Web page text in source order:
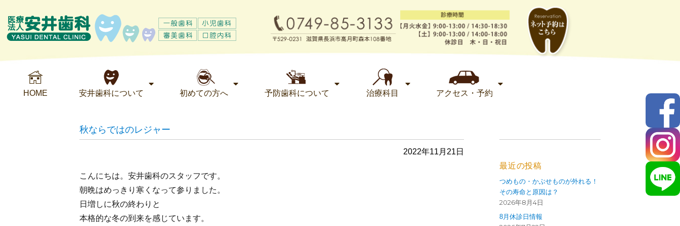
HOME 安井歯科について 初めての方へ 予防歯科について 治療科目 アクセス・予約
秋ならではのレジャー
2022年11月21日
こんにちは。安井歯科のスタッフです。
朝晩はめっきり寒くなって参りました。
日増しに秋の終わりと
本格的な冬の到来を感じています。
最近の投稿
つめもの・かぶせものが外れる！
その寿命と原因は？
2026年8月4日
8月休診日情報